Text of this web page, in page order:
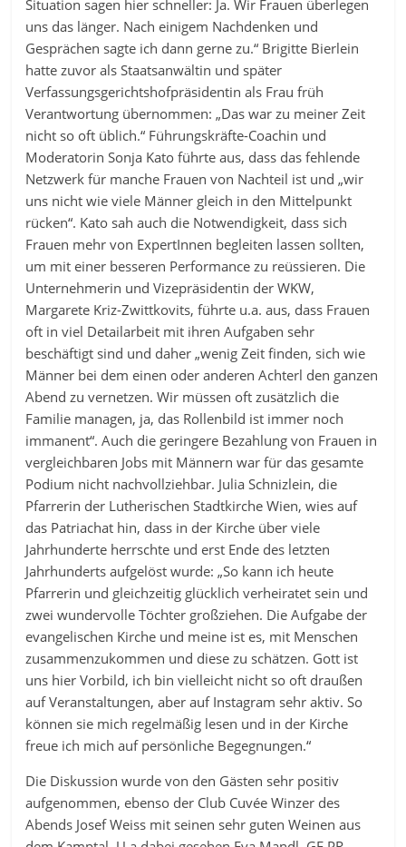
Situation sagen hier schneller: Ja. Wir Frauen überlegen
uns das länger. Nach einigem Nachdenken und
Gesprächen sagte ich dann gerne zu.“ Brigitte Bierlein
hatte zuvor als Staatsanwältin und später
Verfassungsgerichtshofpräsidentin als Frau früh
Verantwortung übernommen: „Das war zu meiner Zeit
nicht so oft üblich.“ Führungskräfte-Coachin und
Moderatorin Sonja Kato führte aus, dass das fehlende
Netzwerk für manche Frauen von Nachteil ist und „wir
uns nicht wie viele Männer gleich in den Mittelpunkt
rücken“. Kato sah auch die Notwendigkeit, dass sich
Frauen mehr von ExpertInnen begleiten lassen sollten,
um mit einer besseren Performance zu reüssieren. Die
Unternehmerin und Vizepräsidentin der WKW,
Margarete Kriz-Zwittkovits, führte u.a. aus, dass Frauen
oft in viel Detailarbeit mit ihren Aufgaben sehr
beschäftigt sind und daher „wenig Zeit finden, sich wie
Männer bei dem einen oder anderen Achterl den ganzen
Abend zu vernetzen. Wir müssen oft zusätzlich die
Familie managen, ja, das Rollenbild ist immer noch
immanent“. Auch die geringere Bezahlung von Frauen in
vergleichbaren Jobs mit Männern war für das gesamte
Podium nicht nachvollziehbar. Julia Schnizlein, die
Pfarrerin der Lutherischen Stadtkirche Wien, wies auf
das Patriachat hin, dass in der Kirche über viele
Jahrhunderte herrschte und erst Ende des letzten
Jahrhunderts aufgelöst wurde: „So kann ich heute
Pfarrerin und gleichzeitig glücklich verheiratet sein und
zwei wundervolle Töchter großziehen. Die Aufgabe der
evangelischen Kirche und meine ist es, mit Menschen
zusammenzukommen und diese zu schätzen. Gott ist
uns hier Vorbild, ich bin vielleicht nicht so oft draußen
auf Veranstaltungen, aber auf Instagram sehr aktiv. So
können sie mich regelmäßig lesen und in der Kirche
freue ich mich auf persönliche Begegnungen.“
Die Diskussion wurde von den Gästen sehr positiv
aufgenommen, ebenso der Club Cuvée Winzer des
Abends Josef Weiss mit seinen sehr guten Weinen aus